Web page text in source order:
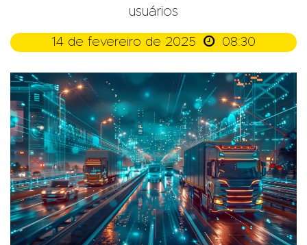
usuários
14 de fevereiro de 2025  08:30